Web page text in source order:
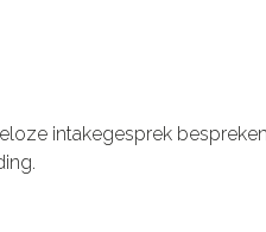
intakegesprek